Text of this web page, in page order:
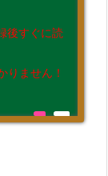
後すぐに読
りません！